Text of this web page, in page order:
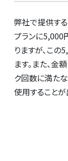
弊社で提供す
プランに5,000
りますが、こ
ます。また、金
ク回数に満た
使用することが